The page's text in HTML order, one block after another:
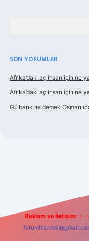
SON YORUMLAR
Afrika’daki aç insan için ne
Afrika’daki aç insan için ne
Gülbank ne demek
Reklam ve İletişim: E-